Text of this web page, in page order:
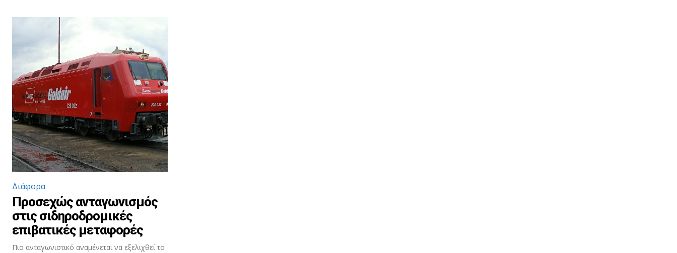
Διάφορα
Προσεχώς ανταγωνισμός
στις σιδηροδρομικές
επιβατικές μεταφορές
Πιο ανταγωνιστικό αναμένεται να εξελιχθεί το